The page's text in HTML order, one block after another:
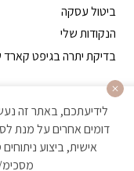
ביטול עסקה
הנקודות שלי
בדיקת יתרה בגיפט קארד
דומים אחרים על מנת
אישית, ביצוע